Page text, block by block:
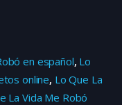
en español, Lo
online, Lo Que La
La Vida Me Robó